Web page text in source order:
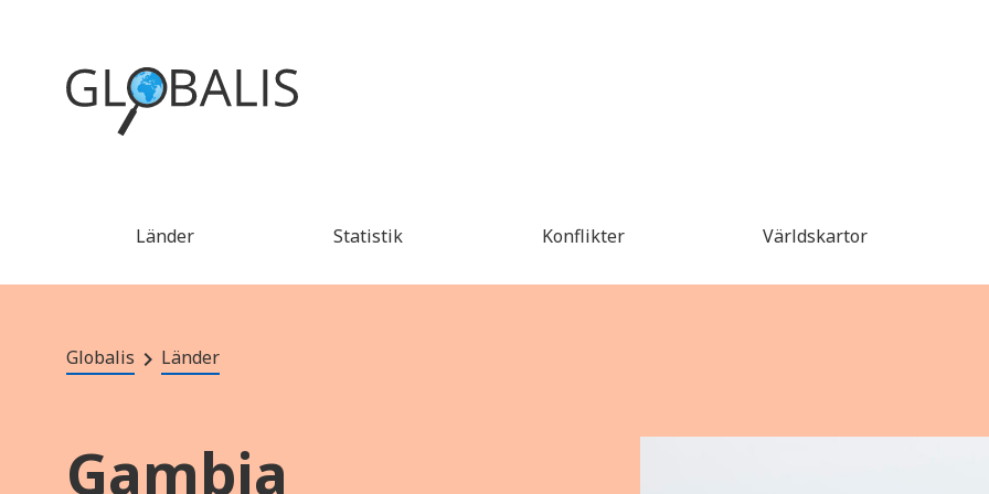
Länder Statistik Konflikter Världskartor
Globalis Länder
Gambia